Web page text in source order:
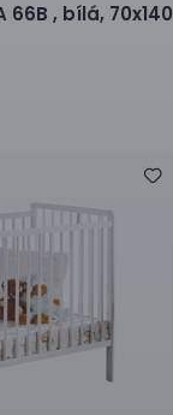
66B , bílá, 70x140